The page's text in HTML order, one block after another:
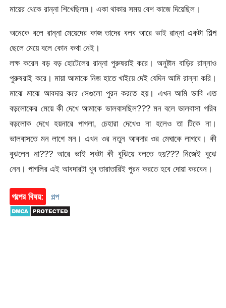
মায়ের থেকে রান্না শিখেছিলম। একা থাকার সময় বেশ কাজে দিয়েছিল।
অনেকে বলে রান্না মেয়েদের কাজ তাদের বলব আরে ভাই রান্না একটা শিল্প
ছেলে মেয়ে বলে কোন কথা নেই।
লক্ষ করেন বড় বড় হোটেলের রান্না পুরুষরাই করে। অনুষ্টান বাড়ির রান্নাও
পুরুষরাই করে। মায়া আমাকে নিজ হাতে খাইয়ে দেই যেদিন আমি রান্না করি।
মাঝে মাঝে আবদার করে সেগুলো পুরন করতে হয়। এখন আমি ভাবি এত
বড়লোকের মেয়ে কী দেখে আমাকে ভালবাসছিল??? মন বলে ভালবাসা গরিব
বড়লোক দেখে হয়নারে পাগলা, চেহারা দেখেও না হলেও তা টিকে না।
ভালবাসতে মন লাগে মন। এখন ওর নতুন আবদার ওর মেঘাকে লাগবে। কী
বুঝলেন না??? আরে ভাই সবটা কী বুঝিয়ে বলতে হয়??? নিজেই বুঝে
নেন। পাগলির এই আবদারটা খুব তারাতারিই পুরন করতে হবে দোয়া করবেন।
গল্পের বিষয়: গল্প